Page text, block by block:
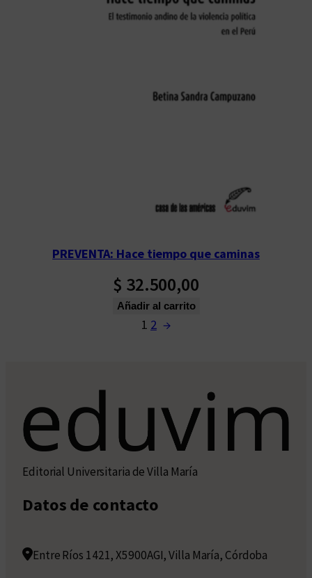
PREVENTA: Hace tiempo que caminas
$ 32.500,00
Añadir al carrito
1 2 →
Editorial Universitaria de Villa María
Datos de contacto
Entre Ríos 1421, X5900AGI, Villa María, Córdoba